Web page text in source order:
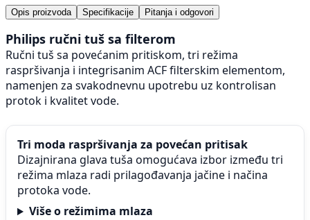
Opis proizvoda Specifikacije Pitanja i odgovori
Philips ručni tuš sa filterom
Ručni tuš sa povećanim pritiskom, tri režima
raspršivanja i integrisanim ACF filterskim elementom,
namenjen za svakodnevnu upotrebu uz kontrolisan
protok i kvalitet vode.
Tri moda raspršivanja za povećan pritisak
Dizajnirana glava tuša omogućava izbor između tri
režima mlaza radi prilagođavanja jačine i načina
protoka vode.
Više o režimima mlaza